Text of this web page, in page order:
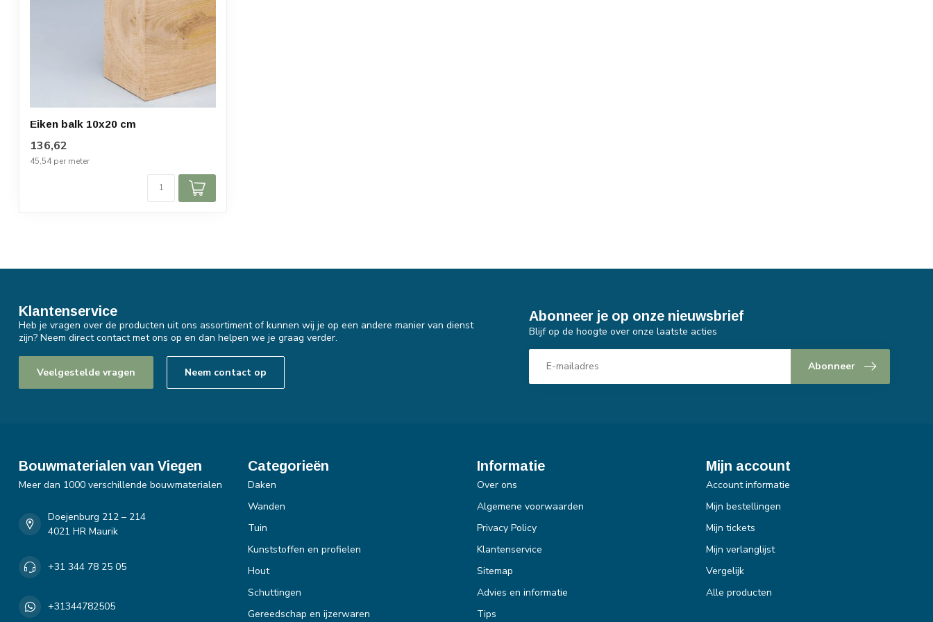
Eiken balk 10x20 cm
136,62
45,54 per meter
Klantenservice
Heb je vragen over de producten uit ons assortiment of kunnen wij je op een andere manier van dienst
zijn? Neem direct contact met ons op en dan helpen we je graag verder.
Veelgestelde vragen Neem contact op
Abonneer je op onze nieuwsbrief
Blijf op de hoogte over onze laatste acties
Abonneer
Bouwmaterialen van Viegen
Meer dan 1000 verschillende bouwmaterialen
Doejenburg 212 – 214
4021 HR Maurik
+31 344 78 25 05
+31344782505
Categorieën
Daken
Wanden
Tuin
Kunststoffen en profielen
Hout
Schuttingen
Gereedschap en ijzerwaren
Informatie
Over ons
Algemene voorwaarden
Privacy Policy
Klantenservice
Sitemap
Advies en informatie
Tips
Mijn account
Account informatie
Mijn bestellingen
Mijn tickets
Mijn verlanglijst
Vergelijk
Alle producten